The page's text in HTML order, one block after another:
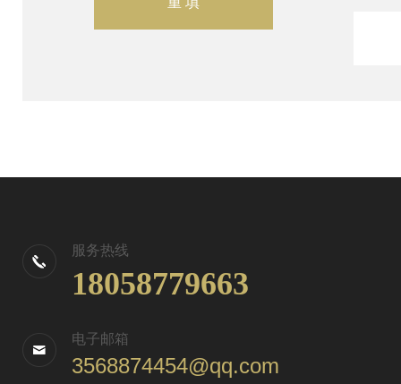
服务热线
18058779663
电子邮箱
3568874454@qq.com